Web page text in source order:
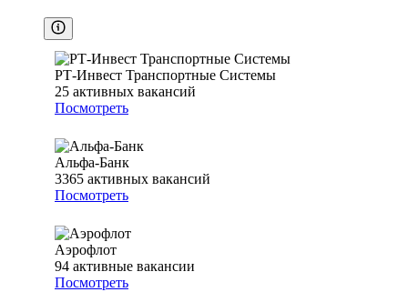
РТ-Инвест Транспортные Системы
25 активных вакансий
Посмотреть
Альфа-Банк
3365 активных вакансий
Посмотреть
Аэрофлот
94 активные вакансии
Посмотреть